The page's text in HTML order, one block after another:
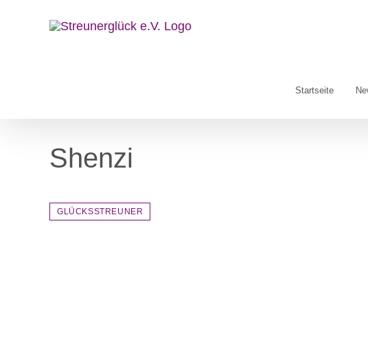
Startseite
Shenzi
GLÜCKSSTREUNER